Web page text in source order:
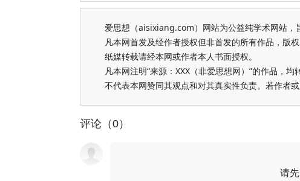
爱思想（aisixiang.com）网站为公益纯学术网站，
凡本网首发及经作者授权但非首发的所有作品，版
纸媒转载请经本网或作者本人书面授权。
凡本网注明“来源：XXX（非爱思想网）”的作品，
不代表本网赞同其观点和对其真实性负责。若作者
评论（0）
请先